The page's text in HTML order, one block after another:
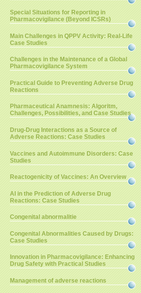
Special Situations for Reporting in
Pharmacovigilance (Beyond ICSRs)
Main Challenges in QPPV Activity: Real-Life
Case Studies
Challenges in the Maintenance of a Global
Pharmacovigilance System
Practical Guide to Preventing Adverse Drug
Reactions
Pharmaceutical Anamnesis: Algoritm,
Challenges, Possibilities, and Case Studies
Drug-Drug Interactions as a Source of
Adverse Reactions: Case Studies
Vaccines and Autoimmune Disorders: Case
Studies
Reactogenicity of Vaccines: An Overview
AI in the Prediction of Adverse Drug
Reactions: Case Studies
Congenital abnormalitie
Congenital Abnormalities Caused by Drugs:
Case Studies
Innovation in Pharmacovigilance: Enhancing
Drug Safety with Practical Studies
Management of adverse reactions